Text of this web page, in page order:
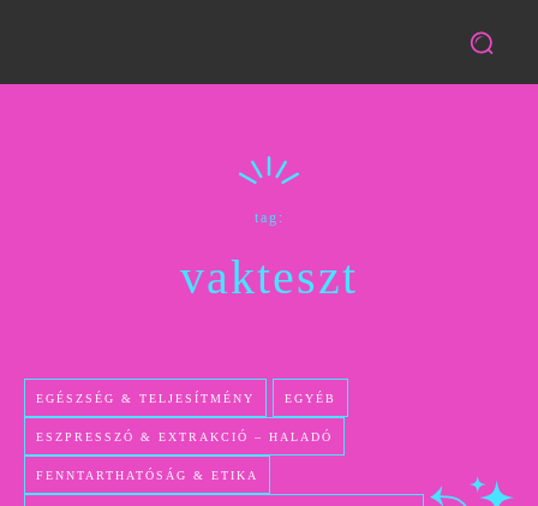
tag:
vakteszt
EGÉSZSÉG & TELJESÍTMÉNY EGYÉB
ESZPRESSZÓ & EXTRAKCIÓ – HALADÓ
FENNTARTHATÓSÁG & ETIKA